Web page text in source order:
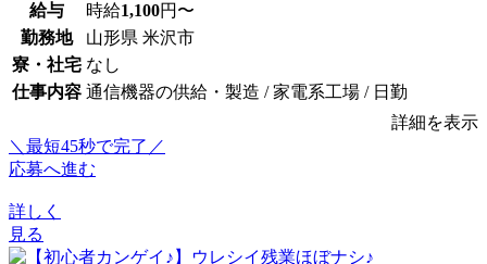
給与 時給1,100円〜
勤務地
山形県 米沢市
寮・社宅 なし
仕事内容 通信機器の供給・製造 / 家電系工場 / 日勤
詳細を表示
＼最短45秒で完了／
応募へ進む
詳しく
見る